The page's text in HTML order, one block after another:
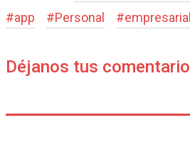
#app #Personal #
Déjanos tus